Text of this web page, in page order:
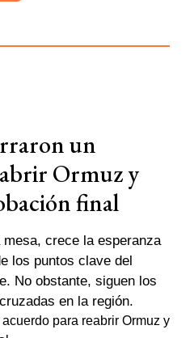
un
Ormuz y
final
crece la esperanza
los puntos clave del
No obstante, siguen los
en la región.